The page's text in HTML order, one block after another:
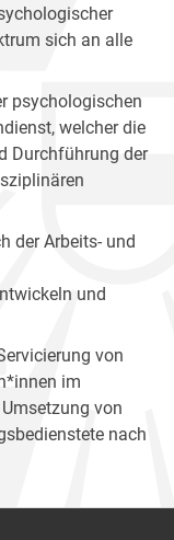
sich an alle
psychologischen
welcher die
Durchführung der
der Arbeits- und
und
von
im
von
nach